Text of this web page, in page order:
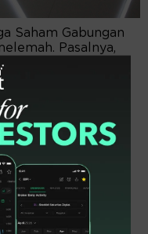
Saham Gabungan
Pasalnya,
itu, rencana
market obligation
batu bara, dan
nikel Kembali
pasca-
masih
menyangga
bergerak pada
7.010,” tutur
Reliance Sekuritas.